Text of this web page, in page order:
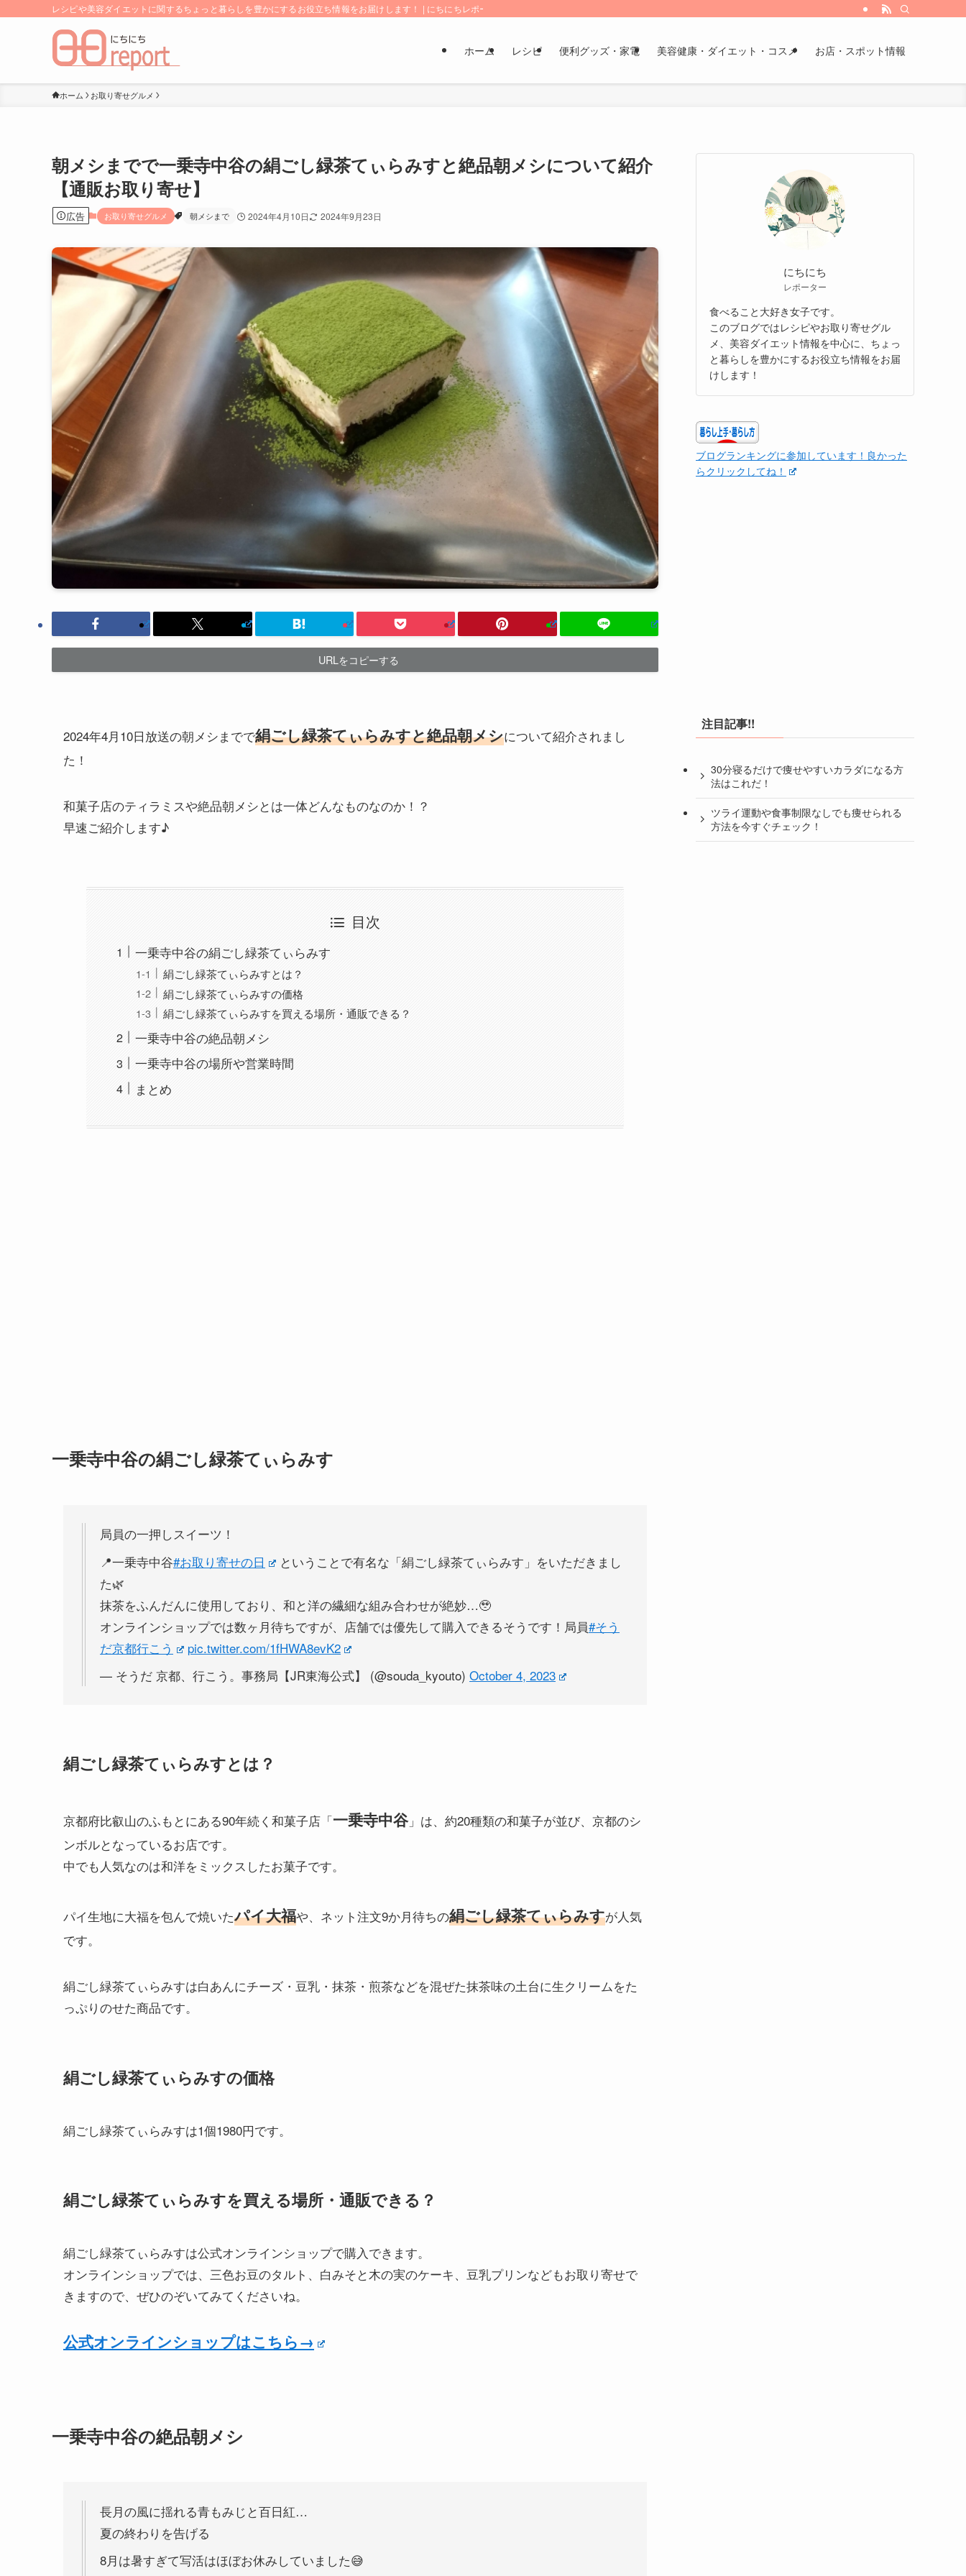
レシピや美容ダイエットに関するちょっと暮らしを豊かにするお役立ち情報をお届けします！ | にちにちレポート
ホーム レシピ 便利グッズ・家電 美容健康・ダイエット・コスメ お店・スポット情報
ホーム お取り寄せグルメ
朝メシまでで一乗寺中谷の絹ごし緑茶てぃらみすと絶品朝メシについて紹介
【通販お取り寄せ】
広告 お取り寄せグルメ 朝メシまで 2024年4月10日 2024年9月23日
URLをコピーする
2024年4月10日放送の朝メシまでで絹ごし緑茶てぃらみすと絶品朝メシについて紹介されまし
た！
和菓子店のティラミスや絶品朝メシとは一体どんなものなのか！？
早速ご紹介します♪
目次
一乗寺中谷の絹ごし緑茶てぃらみす
絹ごし緑茶てぃらみすとは？
絹ごし緑茶てぃらみすの価格
絹ごし緑茶てぃらみすを買える場所・通販できる？
一乗寺中谷の絶品朝メシ
一乗寺中谷の場所や営業時間
まとめ
一乗寺中谷の絹ごし緑茶てぃらみす
局員の一押しスイーツ！
📍一乗寺中谷#お取り寄せの日
ということで有名な「絹ごし緑茶てぃらみす」をいただきまし
た🌿
抹茶をふんだんに使用しており、和と洋の繊細な組み合わせが絶妙…🥹
オンラインショップでは数ヶ月待ちですが、店舗では優先して購入できるそうです！局員#そう
だ京都行こう
pic.twitter.com/1fHWA8evK2
— そうだ 京都、行こう。事務局【JR東海公式】 (@souda_kyouto) October 4, 2023
絹ごし緑茶てぃらみすとは？
京都府比叡山のふもとにある90年続く和菓子店「一乗寺中谷」は、約20種類の和菓子が並び、京都のシ
ンボルとなっているお店です。
中でも人気なのは和洋をミックスしたお菓子です。
パイ生地に大福を包んで焼いたパイ大福や、ネット注文9か月待ちの絹ごし緑茶てぃらみすが人気
です。
絹ごし緑茶てぃらみすは白あんにチーズ・豆乳・抹茶・煎茶などを混ぜた抹茶味の土台に生クリームをた
っぷりのせた商品です。
絹ごし緑茶てぃらみすの価格
絹ごし緑茶てぃらみすは1個1980円です。
絹ごし緑茶てぃらみすを買える場所・通販できる？
絹ごし緑茶てぃらみすは公式オンラインショップで購入できます。
オンラインショップでは、三色お豆のタルト、白みそと木の実のケーキ、豆乳プリンなどもお取り寄せで
きますので、ぜひのぞいてみてくださいね。
公式オンラインショップはこちら→
一乗寺中谷の絶品朝メシ
長月の風に揺れる青もみじと百日紅…
夏の終わりを告げる
8月は暑すぎて写活はほぼお休みしていました😅
にちにち
レポーター
食べること大好き女子です。
このブログではレシピやお取り寄せグル
メ、美容ダイエット情報を中心に、ちょっ
と暮らしを豊かにするお役立ち情報をお届
けします！
ブログランキングに参加しています！良かった
らクリックしてね！
注目記事!!
30分寝るだけで痩せやすいカラダになる方
法はこれだ！
ツライ運動や食事制限なしでも痩せられる
方法を今すぐチェック！